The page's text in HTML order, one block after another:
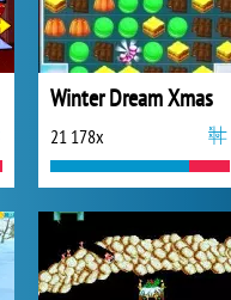
Winter Dream Xmas
21 178x
World of Tanks